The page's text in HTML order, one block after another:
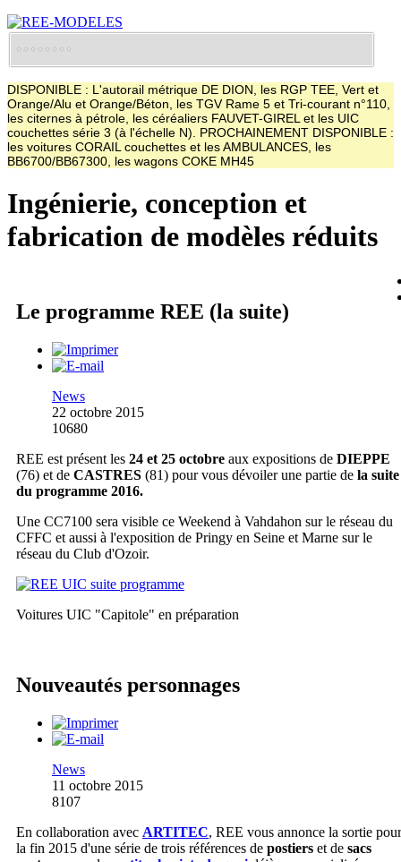
DISPONIBLE : L'autorail métrique DE DION, les RGP TEE, Vert et
Orange/Alu et Orange/Béton, les TGV Rame 5 et Tri-courant n°110,
les citernes à pétrole, les céréaliers FAUVET-GIREL et les UIC
couchettes série 3 (à l'échelle N). PROCHAINEMENT DISPONIBLE :
les voitures CORAIL couchettes et les AMBULANCES, les
BB6700/BB67300, les wagons COKE MH45
Ingénierie, conception et
fabrication de modèles réduits
Le programme REE (la suite)
News
22 octobre 2015
10680
REE est présent les 24 et 25 octobre aux expositions de DIEPPE
(76) et de CASTRES (81) pour vous dévoiler une partie de la suite
du programme 2016.
Une CC7100 sera visible ce Weekend à Vahdahon sur le réseau du
CFFC et aussi à l'exposition de Pringy en Seine et Marne sur le
réseau du Club d'Ozoir.
Voitures UIC "Capitole" en préparation
Nouveautés personnages
News
11 octobre 2015
8107
En collaboration avec ARTITEC, REE vous annonce la sortie pour
la fin 2015 d'une série de trois références de postiers et de sacs